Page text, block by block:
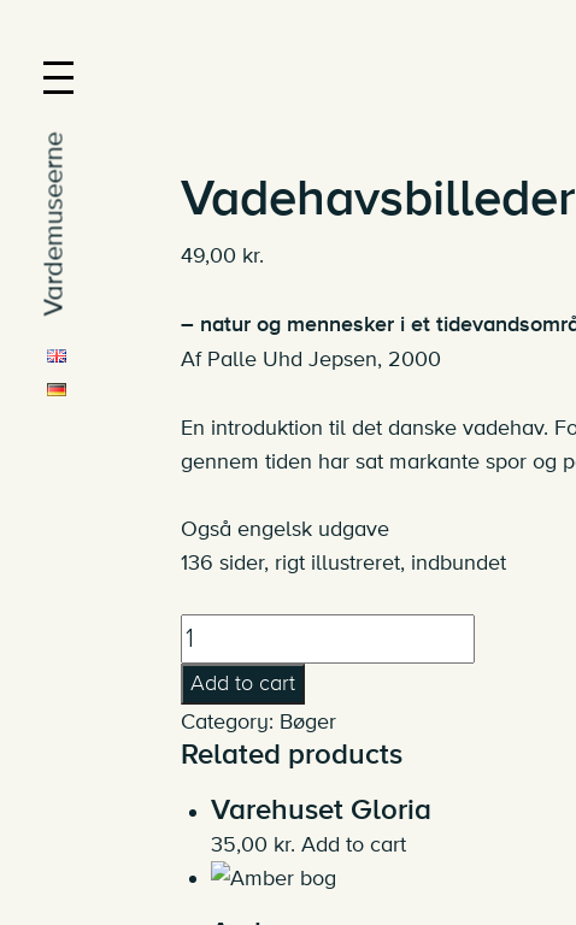
Vardemuseerne Vadehavsbilleder
49,00 kr.
– natur og mennesker i et
Af Palle Uhd Jepsen, 2000
En introduktion til det danske vadehav.
gennem tiden har sat markante spor og
Også engelsk udgave
136 sider, rigt illustreret, indbundet
Vadehavsbilleder
quantity
Add to cart
Category: Bøger
Related products
Varehuset Gloria
35,00 kr. Add to cart